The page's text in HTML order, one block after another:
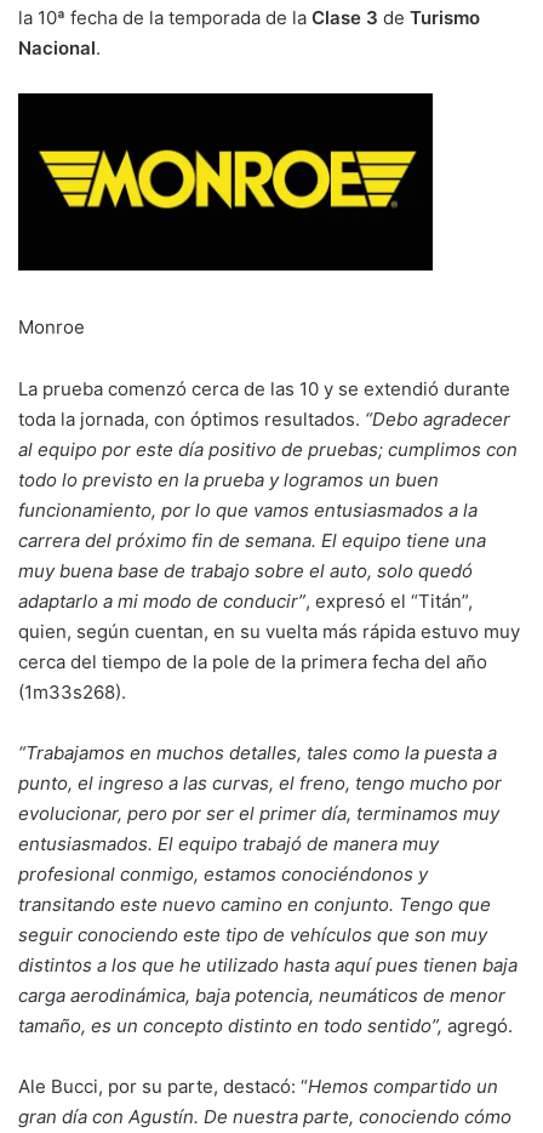
la 10ª fecha de la temporada de la Clase 3 de Turismo
Nacional.
Monroe
La prueba comenzó cerca de las 10 y se extendió durante
toda la jornada, con óptimos resultados. “Debo agradecer
al equipo por este día positivo de pruebas; cumplimos con
todo lo previsto en la prueba y logramos un buen
funcionamiento, por lo que vamos entusiasmados a la
carrera del próximo fin de semana. El equipo tiene una
muy buena base de trabajo sobre el auto, solo quedó
adaptarlo a mi modo de conducir”, expresó el “Titán”,
quien, según cuentan, en su vuelta más rápida estuvo muy
cerca del tiempo de la pole de la primera fecha del año
(1m33s268).
“Trabajamos en muchos detalles, tales como la puesta a
punto, el ingreso a las curvas, el freno, tengo mucho por
evolucionar, pero por ser el primer día, terminamos muy
entusiasmados. El equipo trabajó de manera muy
profesional conmigo, estamos conociéndonos y
transitando este nuevo camino en conjunto. Tengo que
seguir conociendo este tipo de vehículos que son muy
distintos a los que he utilizado hasta aquí pues tienen baja
carga aerodinámica, baja potencia, neumáticos de menor
tamaño, es un concepto distinto en todo sentido”, agregó.
Ale Bucci, por su parte, destacó: “Hemos compartido un
gran día con Agustín. De nuestra parte, conociendo cómo